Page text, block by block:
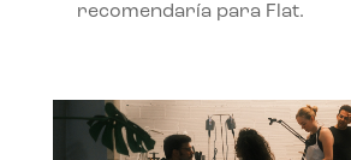
recomendaría para Flat.